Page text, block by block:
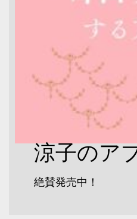
涼子のア
絶賛発売中！